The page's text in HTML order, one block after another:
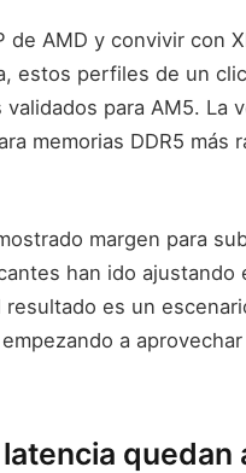
de AMD y convivir con
estos perfiles de un
para AM5. La
memorias DDR5 más
margen para
han ido
es un
a
quedan